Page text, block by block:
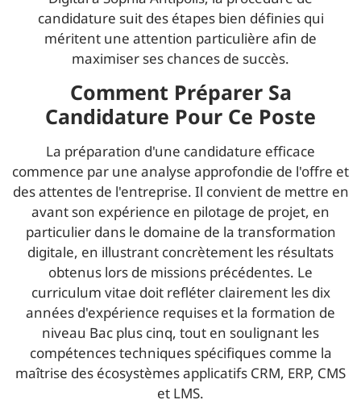
candidature suit des étapes bien définies qui
méritent une attention particulière afin de
maximiser ses chances de succès.
Comment Préparer Sa
Candidature Pour Ce Poste
La préparation d'une candidature efficace
commence par une analyse approfondie de l'offre et
des attentes de l'entreprise. Il convient de mettre en
avant son expérience en pilotage de projet, en
particulier dans le domaine de la transformation
digitale, en illustrant concrètement les résultats
obtenus lors de missions précédentes. Le
curriculum vitae doit refléter clairement les dix
années d'expérience requises et la formation de
niveau Bac plus cinq, tout en soulignant les
compétences techniques spécifiques comme la
maîtrise des écosystèmes applicatifs CRM, ERP, CMS
et LMS.